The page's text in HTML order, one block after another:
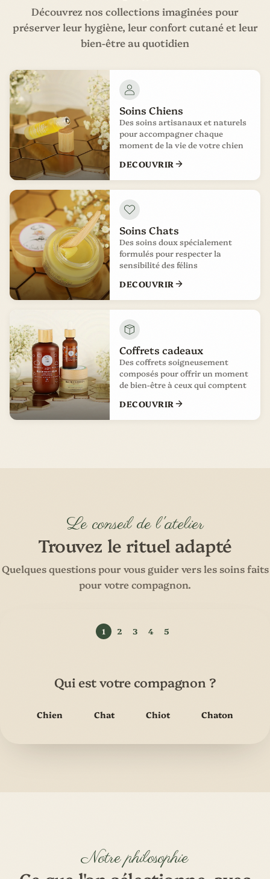
Découvrez nos collections imaginées pour
préserver leur hygiène, leur confort cutané et leur
bien-être au quotidien
Soins Chiens
Des soins artisanaux et naturels
pour accompagner chaque
moment de la vie de votre chien
DECOUVRIR
Soins Chats
Des soins doux spécialement
formulés pour respecter la
sensibilité des félins
DECOUVRIR
Coffrets cadeaux
Des coffrets soigneusement
composés pour offrir un moment
de bien-être à ceux qui comptent
DECOUVRIR
Le conseil de l'atelier
Trouvez le rituel adapté
Quelques questions pour vous guider vers les soins faits
pour votre compagnon.
Qui est votre compagnon ?
Chien Chat Chiot Chaton
Notre philosophie